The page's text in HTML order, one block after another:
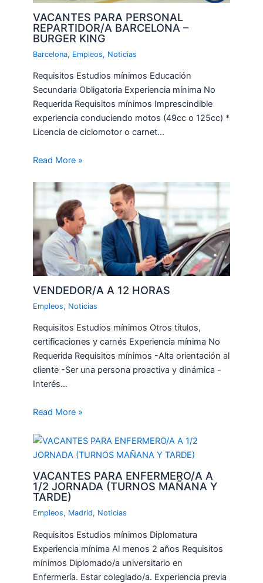
VACANTES PARA PERSONAL
REPARTIDOR/A BARCELONA –
BURGER KING
Barcelona, Empleos, Noticias
Requisitos Estudios mínimos Educación
Secundaria Obligatoria Experiencia mínima No
Requerida Requisitos mínimos Imprescindible
experiencia conduciendo motos (49cc o 125cc) *
Licencia de ciclomotor o carnet…
Read More »
VENDEDOR/A A 12 HORAS
Empleos, Noticias
Requisitos Estudios mínimos Otros títulos,
certificaciones y carnés Experiencia mínima No
Requerida Requisitos mínimos -Alta orientación al
cliente -Ser una persona proactiva y dinámica -
Interés…
Read More »
VACANTES PARA ENFERMERO/A A
1/2 JORNADA (TURNOS MAÑANA Y
TARDE)
Empleos, Madrid, Noticias
Requisitos Estudios mínimos Diplomatura
Experiencia mínima Al menos 2 años Requisitos
mínimos Diplomado/a universitario en
Enfermería. Estar colegiado/a. Experiencia previa